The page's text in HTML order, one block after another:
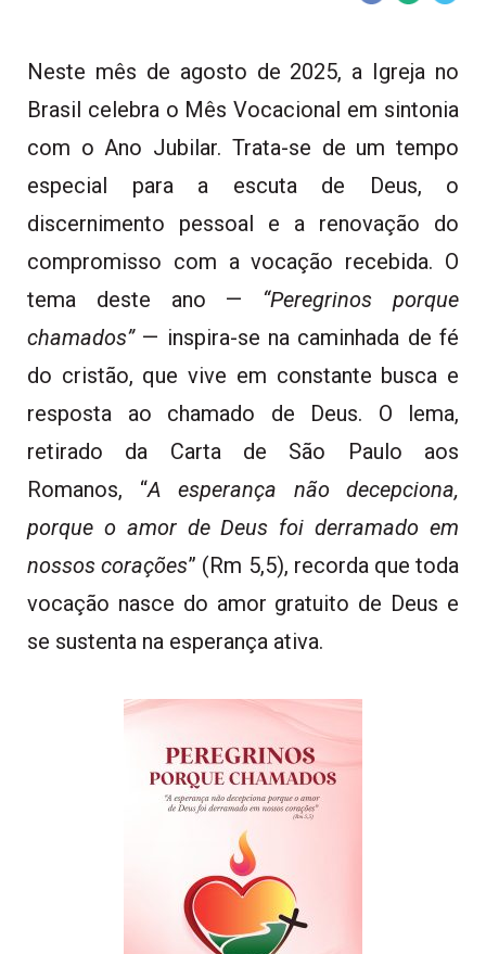
Neste mês de agosto de 2025, a Igreja no
Brasil celebra o Mês Vocacional em sintonia
com o Ano Jubilar. Trata-se de um tempo
especial para a escuta de Deus, o
discernimento pessoal e a renovação do
compromisso com a vocação recebida. O
tema deste ano — “Peregrinos porque
chamados”— inspira-se na caminhada de fé
do cristão, que vive em constante busca e
resposta ao chamado de Deus. O lema,
retirado da Carta de São Paulo aos
Romanos, “A esperança não decepciona,
porque o amor de Deus foi derramado em
nossos corações” (Rm 5,5), recorda que toda
vocação nasce do amor gratuito de Deus e
se sustenta na esperança ativa.